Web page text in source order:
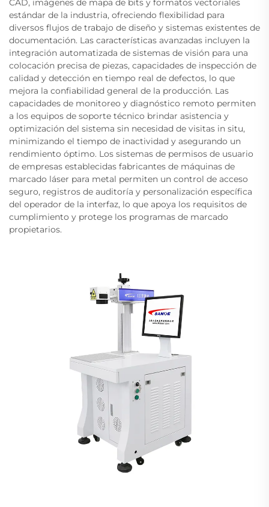
CAD, imágenes de mapa de bits y formatos vectoriales
estándar de la industria, ofreciendo flexibilidad para
diversos flujos de trabajo de diseño y sistemas existentes de
documentación. Las características avanzadas incluyen la
integración automatizada de sistemas de visión para una
colocación precisa de piezas, capacidades de inspección de
calidad y detección en tiempo real de defectos, lo que
mejora la confiabilidad general de la producción. Las
capacidades de monitoreo y diagnóstico remoto permiten
a los equipos de soporte técnico brindar asistencia y
optimización del sistema sin necesidad de visitas in situ,
minimizando el tiempo de inactividad y asegurando un
rendimiento óptimo. Los sistemas de permisos de usuario
de empresas establecidas fabricantes de máquinas de
marcado láser para metal permiten un control de acceso
seguro, registros de auditoría y personalización específica
del operador de la interfaz, lo que apoya los requisitos de
cumplimiento y protege los programas de marcado
propietarios.